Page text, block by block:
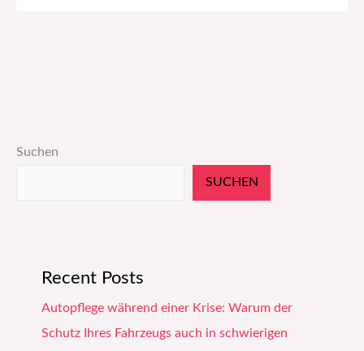
Suchen
SUCHEN
Recent Posts
Autopflege während einer Krise: Warum der
Schutz Ihres Fahrzeugs auch in schwierigen